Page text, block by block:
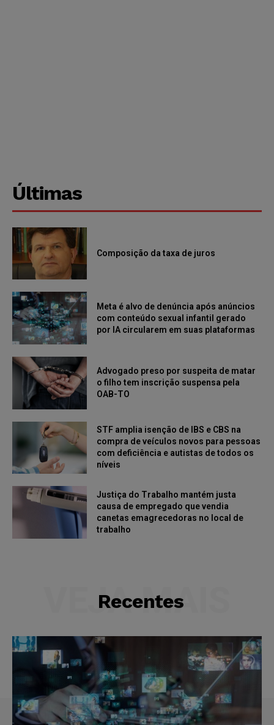
Últimas
Composição da taxa de juros
Meta é alvo de denúncia após anúncios
com conteúdo sexual infantil gerado
por IA circularem em suas plataformas
Advogado preso por suspeita de matar
o filho tem inscrição suspensa pela
OAB-TO
STF amplia isenção de IBS e CBS na
compra de veículos novos para pessoas
com deficiência e autistas de todos os
níveis
Justiça do Trabalho mantém justa
causa de empregado que vendia
canetas emagrecedoras no local de
trabalho
Recentes
VEJA MAIS